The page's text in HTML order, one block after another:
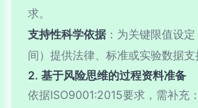
求。
支持性科学依据：为关键限值设
间）提供法律、标准或实验数据支
2. 基于风险思维的过程资料准备
依据ISO9001:2015要求，需补充：